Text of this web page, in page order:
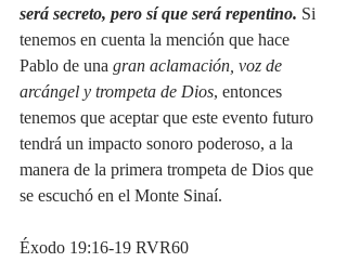
será secreto, pero sí que será repentino. Si
tenemos en cuenta la mención que hace
Pablo de una gran aclamación, voz de
arcángel y trompeta de Dios, entonces
tenemos que aceptar que este evento futuro
tendrá un impacto sonoro poderoso, a la
manera de la primera trompeta de Dios que
se escuchó en el Monte Sinaí.
Éxodo 19:16-19 RVR60